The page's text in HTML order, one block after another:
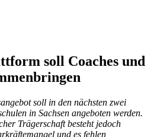
soll Coaches und
soll in den nächsten zwei
in Sachsen angeboten werden.
Trägerschaft besteht jedoch
und es fehlen